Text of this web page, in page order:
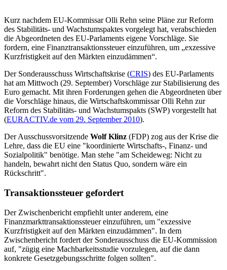
Kurz nachdem EU-Kommissar Olli Rehn seine Pläne zur Reform
des Stabilitäts- und Wachstumspaktes vorgelegt hat, verabschieden
die Abgeordneten des EU-Parlaments eigene Vorschläge. Sie
fordern, eine Finanztransaktionssteuer einzuführen, um „exzessive
Kurzfristigkeit auf den Märkten einzudämmen“.
Der Sonderausschuss Wirtschaftskrise (CRIS) des EU-Parlaments
hat am Mittwoch (29. September) Vorschläge zur Stabilisierung des
Euro gemacht. Mit ihren Forderungen gehen die Abgeordneten über
die Vorschläge hinaus, die Wirtschaftskommissar Olli Rehn zur
Reform des Stabilitäts- und Wachstumspakts (SWP) vorgestellt hat
(EURACTIV.de vom 29. September 2010).
Der Ausschussvorsitzende Wolf Klinz (FDP) zog aus der Krise die
Lehre, dass die EU eine "koordinierte Wirtschafts-, Finanz- und
Sozialpolitik" benötige. Man stehe "am Scheideweg: Nicht zu
handeln, bewahrt nicht den Status Quo, sondern wäre ein
Rückschritt".
Transaktionssteuer gefordert
Der Zwischenbericht empfiehlt unter anderem, eine
Finanzmarkttransaktionssteuer einzuführen, um "exzessive
Kurzfristigkeit auf den Märkten einzudämmen". In dem
Zwischenbericht fordert der Sonderausschuss die EU-Kommission
auf, "zügig eine Machbarkeitsstudie vorzulegen, auf die dann
konkrete Gesetzgebungsschritte folgen sollten".